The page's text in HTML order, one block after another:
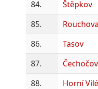
84. Štěpkov
85.
86.
Tasov
87.
88.
Horní